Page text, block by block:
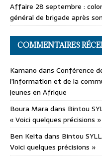
Affaire 28 septembre :
général de brigade après
COMMENTAIRES
Kamano dans Conférence
l’information et de la
jeunes en Afrique
Boura Mara dans Bintou
« Voici quelques précisions »
Ben Keita dans Bintou
Voici quelques précisions »